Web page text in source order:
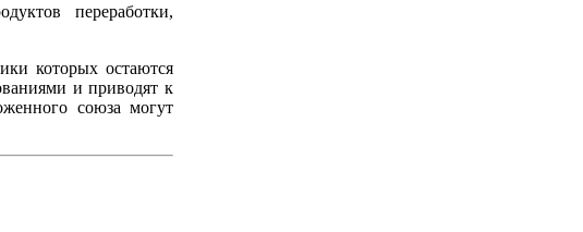
переработки,
которых остаются
и приводят к
союза могут